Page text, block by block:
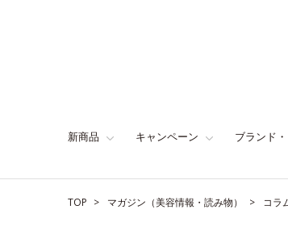
新商品 キャンペーン ブランド
TOP マガジン（美容情報・読み物） コラ